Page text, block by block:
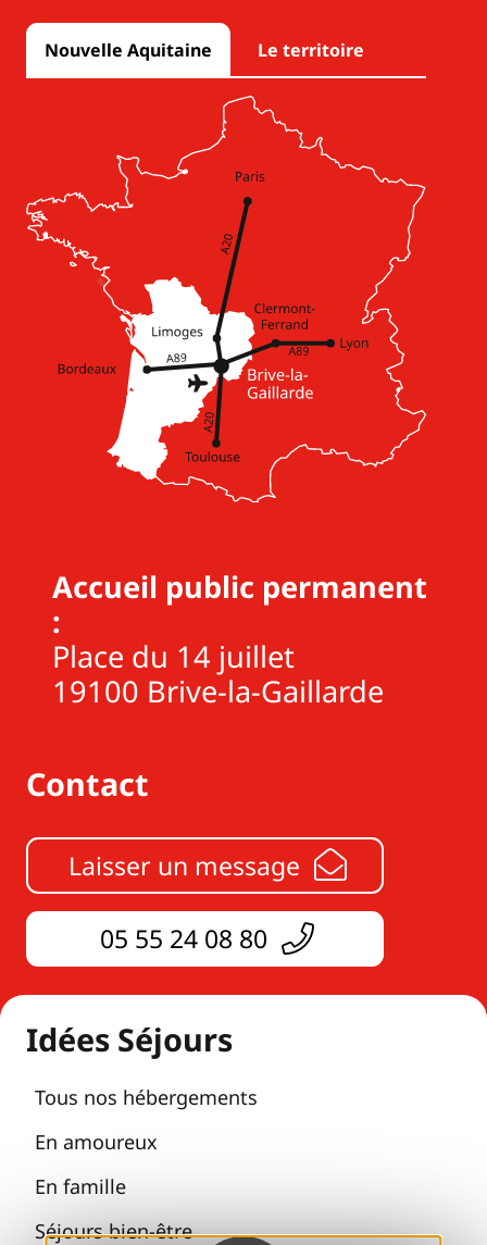
Nouvelle Aquitaine Le territoire
Accueil public permanent
:
Place du 14 juillet
19100 Brive-la-Gaillarde
Contact
Laisser un message
05 55 24 08 80
Idées Séjours
Tous nos hébergements
En amoureux
En famille
Séjours bien-être